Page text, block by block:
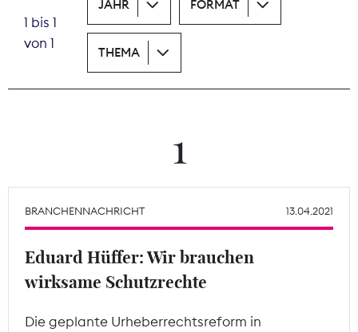
Theodor-Wolff-Preis
1 bis 1
von 1
JAHR FORMAT
THEMA
1
BRANCHENNACHRICHT 13.04.2021
Eduard Hüffer: Wir brauchen
wirksame Schutzrechte
Die geplante Urheberrechtsreform in